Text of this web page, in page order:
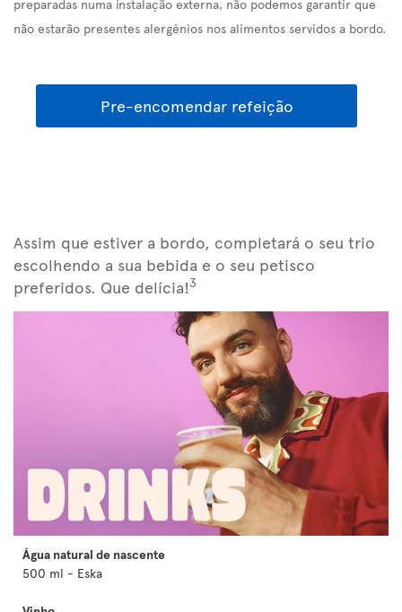
não estarão presentes alergénios nos alimentos servidos a bordo.
Pre-encomendar refeição
Assim que estiver a bordo, completará o seu trio
escolhendo a sua bebida e o seu petisco
preferidos. Que delícia!3
Água natural de nascente
500 ml - Eska